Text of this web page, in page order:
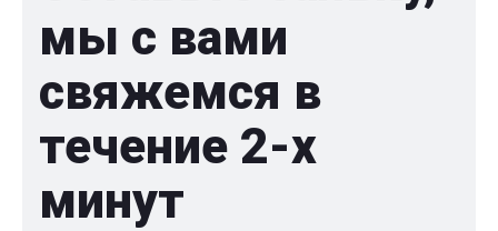
мы с вами
свяжемся в
течение 2-x
минут